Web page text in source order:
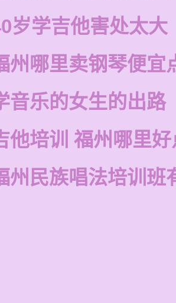
岁学吉他害处太大
州哪里卖钢琴便宜
音乐的女生的出路
他培训 福州哪里好
州民族唱法培训班